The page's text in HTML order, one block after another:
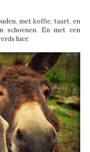
met koffie, taart, en
schoenen. En met een
hier: